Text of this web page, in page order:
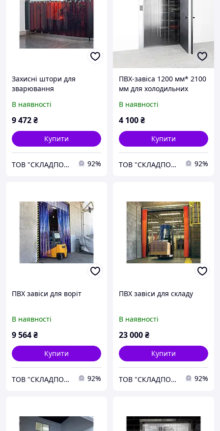
Захисні штори для
зварювання
В наявності
9 472₴
Купити
ТОВ "СКЛАДПОСТАЧСЕРВІС" 92%
ПВХ-завіса 1200 мм* 2100
мм для холодильних
В наявності
4 100₴
Купити
ТОВ "СКЛАДПОСТАЧСЕРВІС" 92%
ПВХ завіси для воріт
В наявності
9 564₴
Купити
ТОВ "СКЛАДПОСТАЧСЕРВІС" 92%
ПВХ завіси для складу
В наявності
23 000₴
Купити
ТОВ "СКЛАДПОСТАЧСЕРВІС" 92%